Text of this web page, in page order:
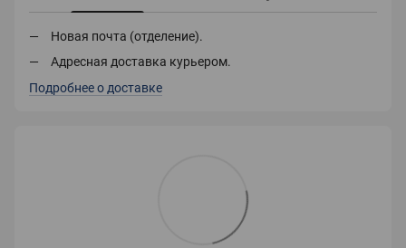
Новая почта (отделение).
Адресная доставка курьером.
Подробнее о доставке